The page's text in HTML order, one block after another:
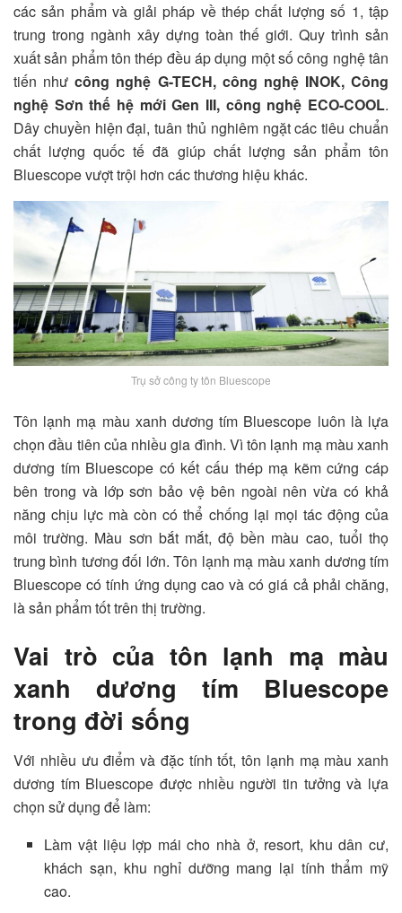
các sản phẩm và giải pháp về thép chất lượng số 1, tập
trung trong ngành xây dựng toàn thế giới. Quy trình sản
xuất sản phẩm tôn thép đều áp dụng một số công nghệ tân
tiến nhưcông nghệ G-TECH, công nghệ INOK, Công
nghệ Sơn thế hệ mới Gen III, công nghệ ECO-COOL.
Dây chuyền hiện đại, tuân thủ nghiêm ngặt các tiêu chuẩn
chất lượng quốc tế đã giúp chất lượng sản phẩm tôn
Bluescope vượt trội hơn các thương hiệu khác.
Trụ sở công ty tôn Bluescope
Tôn lạnh mạ màu xanh dương tím Bluescope luôn là lựa
chọn đầu tiên của nhiều gia đình. Vì tôn lạnh mạ màu xanh
dương tím Bluescope có kết cấu thép mạ kẽm cứng cáp
bên trong và lớp sơn bảo vệ bên ngoài nên vừa có khả
năng chịu lực mà còn có thể chống lại mọi tác động của
môi trường. Màu sơn bắt mắt, độ bền màu cao, tuổi thọ
trung bình tương đối lớn. Tôn lạnh mạ màu xanh dương tím
Bluescope có tính ứng dụng cao và có giá cả phải chăng,
là sản phẩm tốt trên thị trường.
Vai trò của tôn lạnh mạ màu
xanh dương tím Bluescope
trong đời sống
Với nhiều ưu điểm và đặc tính tốt, tôn lạnh mạ màu xanh
dương tím Bluescope được nhiều người tin tưởng và lựa
chọn sử dụng để làm:
Làm vật liệu lợp mái cho nhà ở, resort, khu dân cư,
khách sạn, khu nghỉ dưỡng mang lại tính thẩm mỹ
cao.